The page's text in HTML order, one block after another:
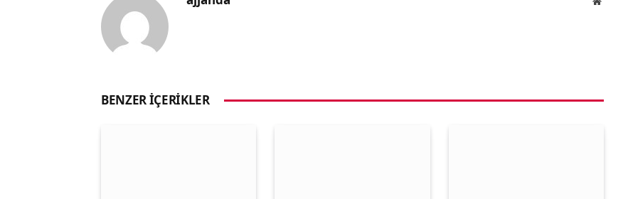
BENZER İÇERIKLER